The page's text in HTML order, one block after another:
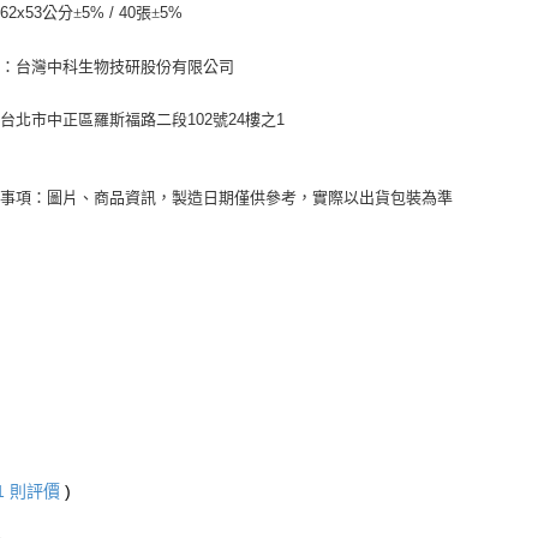
62x53公分±5% / 40張±5%
台灣中科生物技研股份有限公司
北市中正區羅斯福路二段102號24樓之 1
項：圖片、商品資訊，製造日期僅供參考，實際以出貨包裝為準
則評價 )